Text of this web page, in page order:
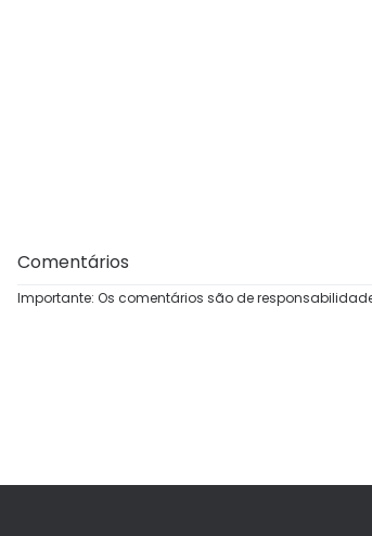
Comentários
Importante: Os comentários são de